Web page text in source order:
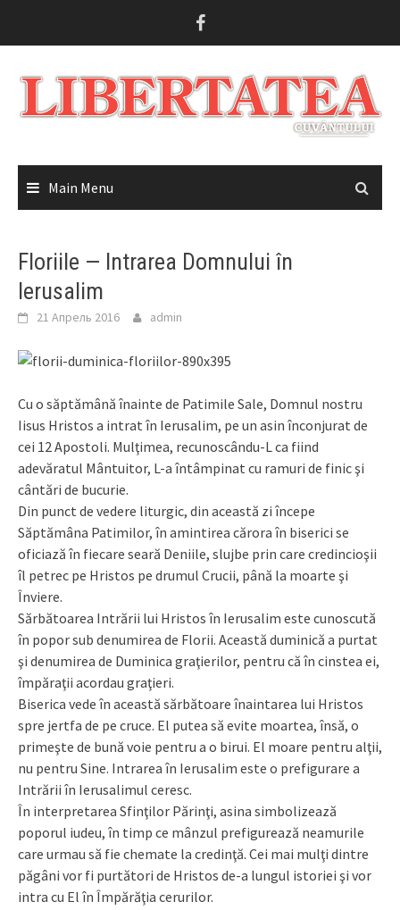
Main Menu
Floriile — Intrarea Domnului în
Ierusalim
21 Апрель 2016 admin
Cu o săptămână înainte de Patimile Sale, Domnul nostru
Iisus Hristos a intrat în Ierusalim, pe un asin înconjurat de
cei 12 Apostoli. Mulţimea, recunoscându-L ca fiind
adevăratul Mântuitor, L-a întâmpinat cu ramuri de finic şi
cântări de bucurie.
Din punct de vedere liturgic, din această zi începe
Săptămâna Patimilor, în amintirea cărora în biserici se
oficiază în fiecare seară Deniile, slujbe prin care credincioşii
îl petrec pe Hristos pe drumul Crucii, până la moarte şi
Înviere.
Sărbătoarea Intrării lui Hristos în Ierusalim este cunoscută
în popor sub denumirea de Florii. Această duminică a purtat
şi denumirea de Duminica graţierilor, pentru că în cinstea ei,
împăraţii acordau graţieri.
Biserica vede în această sărbătoare înaintarea lui Hristos
spre jertfa de pe cruce. El putea să evite moartea, însă, o
primeşte de bună voie pentru a o birui. El moare pentru alţii,
nu pentru Sine. Intrarea în Ierusalim este o prefigurare a
Intrării în Ierusalimul ceresc.
În interpretarea Sfinţilor Părinţi, asina simbolizează
poporul iudeu, în timp ce mânzul prefigurează neamurile
care urmau să fie chemate la credinţă. Cei mai mulţi dintre
păgâni vor fi purtători de Hristos de-a lungul istoriei şi vor
intra cu El în Împărăţia cerurilor.